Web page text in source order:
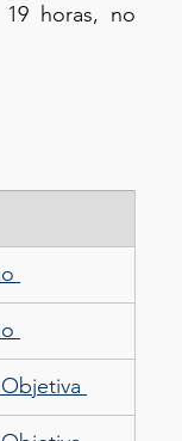
horas, no